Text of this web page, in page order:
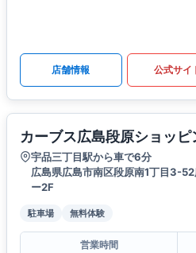
店舗情報 公式サイ
カーブス広島段原ショッ
宇品三丁目駅から車で6分
広島県広島市南区段原南1丁目3-
ー2F
駐車場 無料体験
営業時間